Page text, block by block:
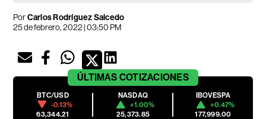
PorCarlos Rodríguez Salcedo
25 de febrero, 2022 | 03:50 PM
ÚLTIMAS COTIZACIONES
BTC/USD
-0.13%
63,344.21
NASDAQ
+1.00%
25,373.85
IBOVESPA
+0.47%
177,999.00